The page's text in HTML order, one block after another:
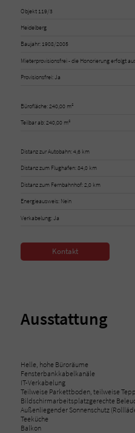
Objekt 119/3
Heidelberg
Baujahr: 1908/2005
Mieterprovisionsfrei - die Honorierung erfolgt
Provisionsfrei: Ja
Bürofläche: 240,00 m²
Teilbar ab: 240,00 m²
Distanz zur Autobahn: 4,6 km
Distanz zum Flughafen: 84,0 km
Distanz zum Fernbahnhof: 2,0 km
Energieausweis: Nein
Verkabelung: Ja
Kontakt
Ausstattung
Helle, hohe Büroräume
Fensterbankkabelkanäle
IT-Verkabelung
Teilweise Parkettboden, teilweise
Bildschirmarbeitsplatzgerechte
Außenliegender Sonnenschutz
Teeküche
Balkon